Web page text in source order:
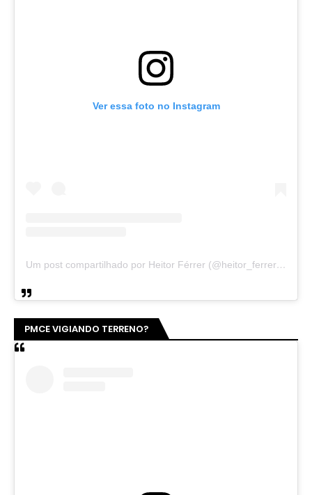
Ver essa foto no Instagram
Um post compartilhado por Heitor Férrer (@heitor_ferrer77)
PMCE VIGIANDO TERRENO?